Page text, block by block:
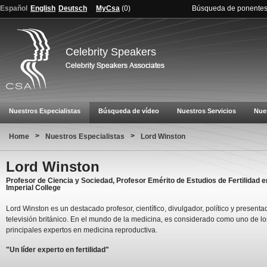
Español English Deutsch MyCsa (0) Búsqueda de ponentes
Celebrity Speakers
Nuestros Especialistas Búsqueda de vídeo Nuestros Servicios
Home > Nuestros Especialistas > Lord Winston
Lord Winston
Profesor de Ciencia y Sociedad, Profesor Emérito de Estudios de Fertilidad
Imperial College
Lord Winston es un destacado profesor, científico, divulgador, político y
televisión británico. En el mundo de la medicina, es considerado como uno de
principales expertos en medicina reproductiva.
"Un líder experto en fertilidad"